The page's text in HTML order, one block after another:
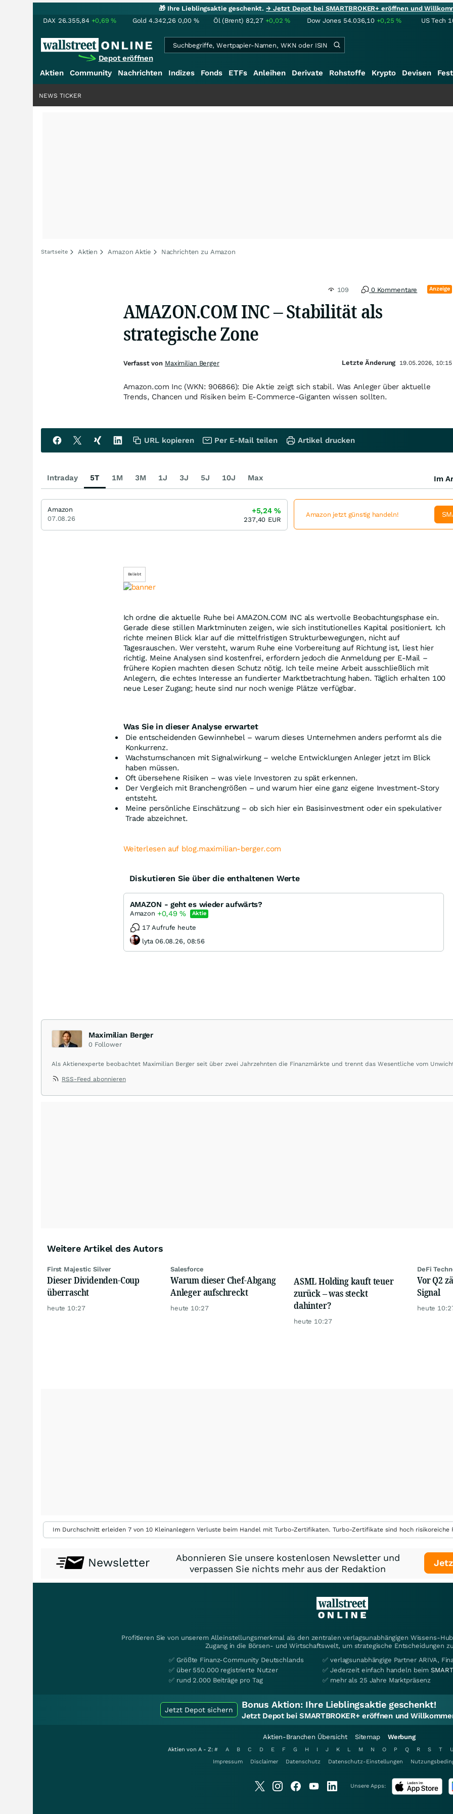
🎁 Ihre Lieblingsaktie geschenkt.→ Jetzt Depot bei SMARTBROKER+ eröffnen und
DAX 26.355,84 +0,69% Gold 4.342,26 0,00 % Öl (Brent) 82,27 +0,02% Dow Jones 54.036,10 +0,25% US Tech
Depot eröffnen
Aktien Community Nachrichten Indizes Fonds ETFs Anleihen Derivate Rohstoffe Krypto Devisen
NEWS TICKER
Startseite Aktien Amazon Aktie Nachrichten zu Amazon
109 0 Kommentare Anzeige
AMAZON.COM INC – Stabilität als
strategische Zone
Amazon.com Inc (WKN: 906866): Die Aktie zeigt sich stabil. Was Anleger über aktuelle
Trends, Chancen und Risiken beim E-Commerce-Giganten wissen sollten.
Beliebt
Ich ordne die aktuelle Ruhe bei AMAZON.COM INC als wertvolle Beobachtungsphase ein.
Gerade diese stillen Marktminuten zeigen, wie sich institutionelles Kapital positioniert. Ich
richte meinen Blick klar auf die mittelfristigen Strukturbewegungen, nicht auf
Tagesrauschen. Wer versteht, warum Ruhe eine Vorbereitung auf Richtung ist, liest hier
richtig. Meine Analysen sind kostenfrei, erfordern jedoch die Anmeldung per E-Mail –
frühere Kopien machten diesen Schutz nötig. Ich teile meine Arbeit ausschließlich mit
Anlegern, die echtes Interesse an fundierter Marktbetrachtung haben. Täglich erhalten 100
neue Leser Zugang; heute sind nur noch wenige Plätze verfügbar.
Was Sie in dieser Analyse erwartet
Die entscheidenden Gewinnhebel – warum dieses Unternehmen anders performt als die
Konkurrenz.
Wachstumschancen mit Signalwirkung – welche Entwicklungen Anleger jetzt im Blick
haben müssen.
Oft übersehene Risiken – was viele Investoren zu spät erkennen.
Der Vergleich mit Branchengrößen – und warum hier eine ganz eigene Investment-Story
entsteht.
Meine persönliche Einschätzung – ob sich hier ein Basisinvestment oder ein spekulativer
Trade abzeichnet.
Weiterlesen auf blog.maximilian-berger.com
Diskutieren Sie über die enthaltenen Werte
AMAZON - geht es wieder aufwärts?
Amazon +0,49% Aktie
17 Aufrufe heute
lyta 06.08.26, 08:56
Maximilian Berger
0 Follower
Als Aktienexperte beobachtet Maximilian Berger seit über zwei Jahrzehnten die Finanzmärkte und trennt das Wesentliche vom
RSS-Feed abonnieren
Weitere Artikel des Autors
First Majestic Silver
Dieser Dividenden-Coup
überrascht
heute 10:27
Salesforce
Warum dieser Chef-Abgang
Anleger aufschreckt
heute 10:27
ASML Holding kauft teuer
zurück – was steckt
dahinter?
heute 10:27
DeFi
Vor Q2
Signal
heute
Verfasst von Maximilian Berger Letzte Änderung 19.05.2026, 10:15
URL kopieren Per E-Mail teilen Artikel drucken
Intraday 5T 1M 3M 1J 3J 5J 10J Max Im
Amazon
07.08.26
+5,24%
237,40 EUR
Amazon jetzt günstig handeln!
Im Durchschnitt erleiden 7 von 10 Kleinanlegern Verluste beim Handel mit Turbo-Zertifikaten. Turbo-Zertifikate sind hoch
Newsletter
Abonnieren Sie unsere kostenlosen Newsletter und
verpassen Sie nichts mehr aus der Redaktion
Profitieren Sie von unserem Alleinstellungsmerkmal als den zentralen verlagsunabhängigen Wissens-
Zugang in die Börsen- und Wirtschaftswelt, um strategische Entscheidungen
✅ Größte Finanz-Community Deutschlands
✅ über 550.000 registrierte Nutzer
✅ rund 2.000 Beiträge pro Tag
✅ verlagsunabhängige Partner ARIVA,
✅ Jederzeit einfach handeln beim
✅ mehr als 25 Jahre Marktpräsenz
Jetzt Depot sichern Bonus Aktion: Ihre Lieblingsaktie geschenkt!
Jetzt Depot bei SMARTBROKER+ eröffnen und
Aktien-Branchen Übersicht Sitemap Werbung
Aktien von A - Z: # A B C D E F G H I J K L M N O P Q R S T U
Impressum
Disclaimer Datenschutz Datenschutz-Einstellungen
Unsere Apps: